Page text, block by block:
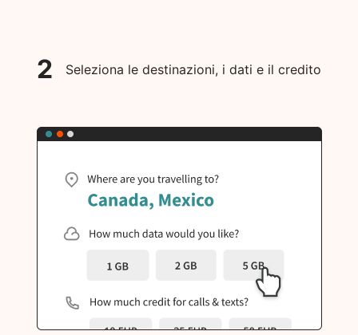
2 Seleziona le destinazioni, i dati e il credito